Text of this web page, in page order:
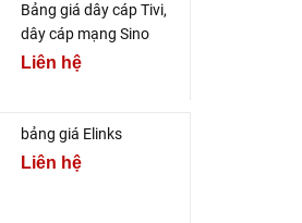
Bảng giá dây cáp Tivi,
dây cáp mạng Sino
Liên hệ
bảng giá Elinks
Liên hệ